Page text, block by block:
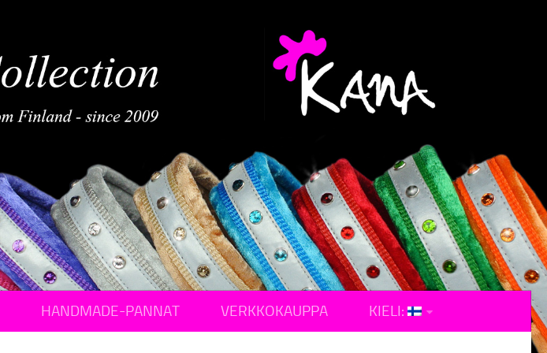
HANDMADE-PANNAT VERKKOKAUPPA KIELI: